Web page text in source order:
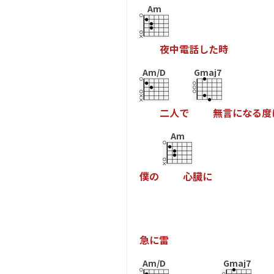
Am
夜中電話した時
Am/D
二人で
Gmaj7
無言になる度
僕の
Am
心臓に
急に雷
Am/D Gmaj7